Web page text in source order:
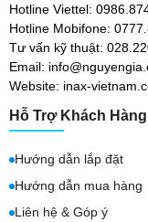
Hotline Viettel:
Hotline Mobifone:
Tư vấn kỹ thuật:
Email:
Website: inax-
Hỗ Trợ Khách Hàng
Hướng dẫn lắp đặt
Hướng dẫn mua hàng
Liên hệ & Góp ý